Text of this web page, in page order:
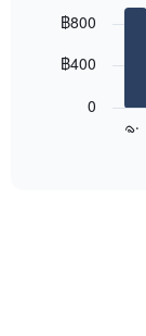
เดือน
chart
bars.
แผนภูมิ
graphic.
จ.
0
฿400
฿800